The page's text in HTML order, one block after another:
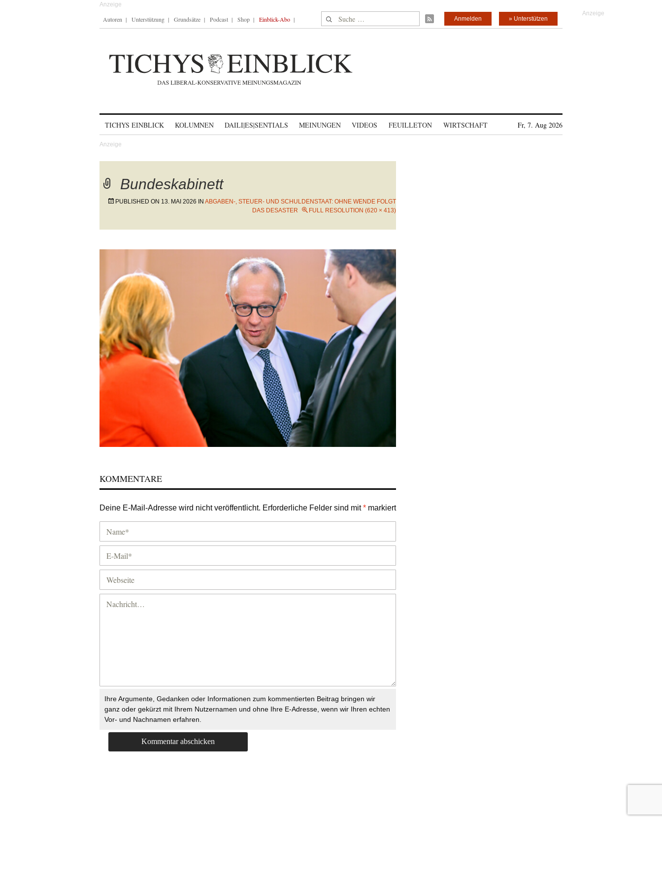
Autoren Unterstützung Grundsätze Podcast Shop Einblick-Abo Suche nach: » Unterstützen
Anmelden
TICHYS EINBLICK KOLUMNEN DAILI|ES|SENTIALS MEINUNGEN VIDEOS FEUILLETON WIRTSCHAFT Fr, 7. Aug 2026
Bundeskabinett
PUBLISHED ON 13. MAI 2026 IN ABGABEN-, STEUER- UND SCHULDENSTAAT: OHNE WENDE FOLGT
DAS DESASTER
FULL RESOLUTION (620 × 413)
KOMMENTARE
Deine E-Mail-Adresse wird nicht veröffentlicht. Erforderliche Felder sind mit* markiert
Ihre Argumente, Gedanken oder Informationen zum kommentierten Beitrag bringen wir
ganz oder gekürzt mit Ihrem Nutzernamen und ohne Ihre E-Adresse, wenn wir Ihren echten
Vor- und Nachnamen erfahren.